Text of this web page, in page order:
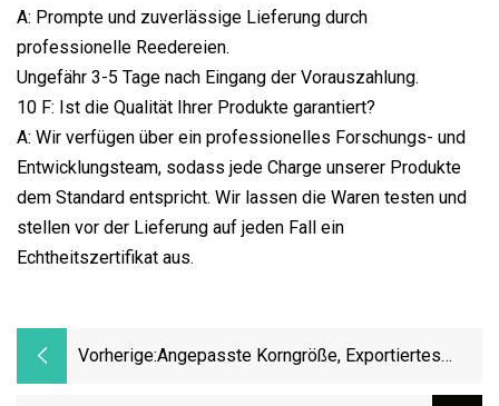
A: Prompte und zuverlässige Lieferung durch
professionelle Reedereien.
Ungefähr 3-5 Tage nach Eingang der Vorauszahlung.
10 F: Ist die Qualität Ihrer Produkte garantiert?
A: Wir verfügen über ein professionelles Forschungs- und
Entwicklungsteam, sodass jede Charge unserer Produkte
dem Standard entspricht. Wir lassen die Waren testen und
stellen vor der Lieferung auf jeden Fall ein
Echtheitszertifikat aus.
Vorherige:Angepasste Korngröße, Exportiertes